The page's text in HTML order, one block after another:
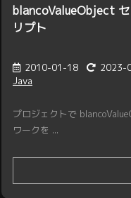
blancoValueObject
リプト
2010-01-18 2023-
Java
プロジェクトで
ワークを ...